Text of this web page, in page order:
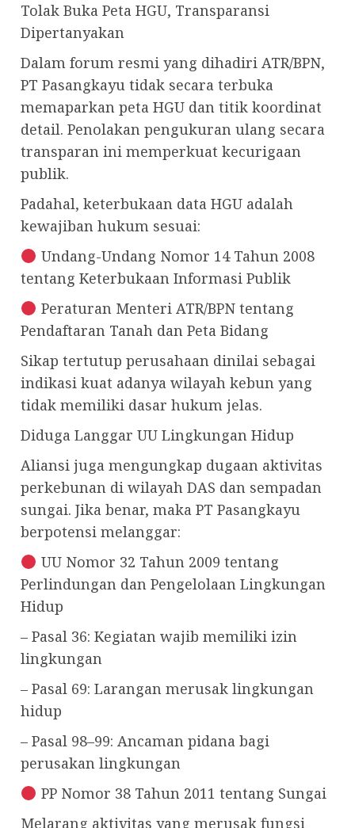
Tolak Buka Peta HGU, Transparansi
Dipertanyakan
Dalam forum resmi yang dihadiri ATR/BPN,
PT Pasangkayu tidak secara terbuka
memaparkan peta HGU dan titik koordinat
detail. Penolakan pengukuran ulang secara
transparan ini memperkuat kecurigaan
publik.
Padahal, keterbukaan data HGU adalah
kewajiban hukum sesuai:
Undang-Undang Nomor 14 Tahun 2008
tentang Keterbukaan Informasi Publik
Peraturan Menteri ATR/BPN tentang
Pendaftaran Tanah dan Peta Bidang
Sikap tertutup perusahaan dinilai sebagai
indikasi kuat adanya wilayah kebun yang
tidak memiliki dasar hukum jelas.
Diduga Langgar UU Lingkungan Hidup
Aliansi juga mengungkap dugaan aktivitas
perkebunan di wilayah DAS dan sempadan
sungai. Jika benar, maka PT Pasangkayu
berpotensi melanggar:
UU Nomor 32 Tahun 2009 tentang
Perlindungan dan Pengelolaan Lingkungan
Hidup
– Pasal 36: Kegiatan wajib memiliki izin
lingkungan
– Pasal 69: Larangan merusak lingkungan
hidup
– Pasal 98–99: Ancaman pidana bagi
perusakan lingkungan
PP Nomor 38 Tahun 2011 tentang Sungai
Melarang aktivitas yang merusak fungsi